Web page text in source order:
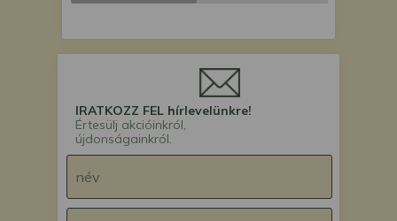
IRATKOZZ FEL hírlevelünkre!
Értesülj akcióinkról,
újdonságainkról.